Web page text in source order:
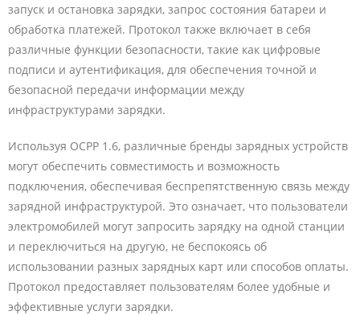
запуск и остановка зарядки, запрос состояния батареи и
обработка платежей. Протокол также включает в себя
различные функции безопасности, такие как цифровые
подписи и аутентификация, для обеспечения точной и
безопасной передачи информации между
инфраструктурами зарядки.
Используя OCPP 1.6, различные бренды зарядных устройств
могут обеспечить совместимость и возможность
подключения, обеспечивая беспрепятственную связь между
зарядной инфраструктурой. Это означает, что пользователи
электромобилей могут запросить зарядку на одной станции
и переключиться на другую, не беспокоясь об
использовании разных зарядных карт или способов оплаты.
Протокол предоставляет пользователям более удобные и
эффективные услуги зарядки.